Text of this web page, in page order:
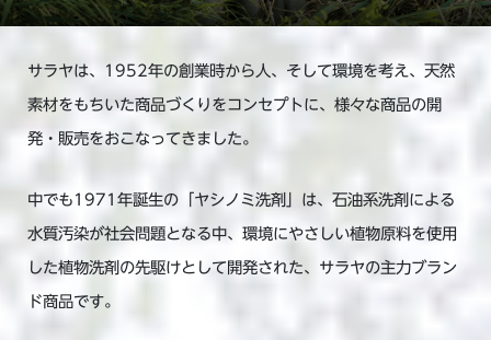
サラヤは、1952年の創業時から人、そして環境を考え、天然
素材をもちいた商品づくりをコンセプトに、様々な商品の開
発・販売をおこなってきました。
中でも1971年誕生の「ヤシノミ洗剤」は、石油系洗剤による
水質汚染が社会問題となる中、環境にやさしい植物原料を使用
した植物洗剤の先駆けとして開発された、サラヤの主力ブラン
ド商品です。